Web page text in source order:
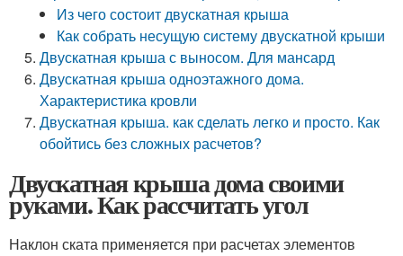
Из чего состоит двускатная крыша
Как собрать несущую систему двускатной крыши
Двускатная крыша с выносом. Для мансард
Двускатная крыша одноэтажного дома.
Характеристика кровли
Двускатная крыша. как сделать легко и просто. Как
обойтись без сложных расчетов?
Двускатная крыша дома своими
руками. Как рассчитать угол
Наклон ската применяется при расчетах элементов